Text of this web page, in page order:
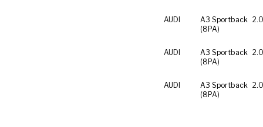
AUDI
A3 Sportback
(8PA)
AUDI
A3 Sportback
(8PA)
AUDI
A3 Sportback
(8PA)